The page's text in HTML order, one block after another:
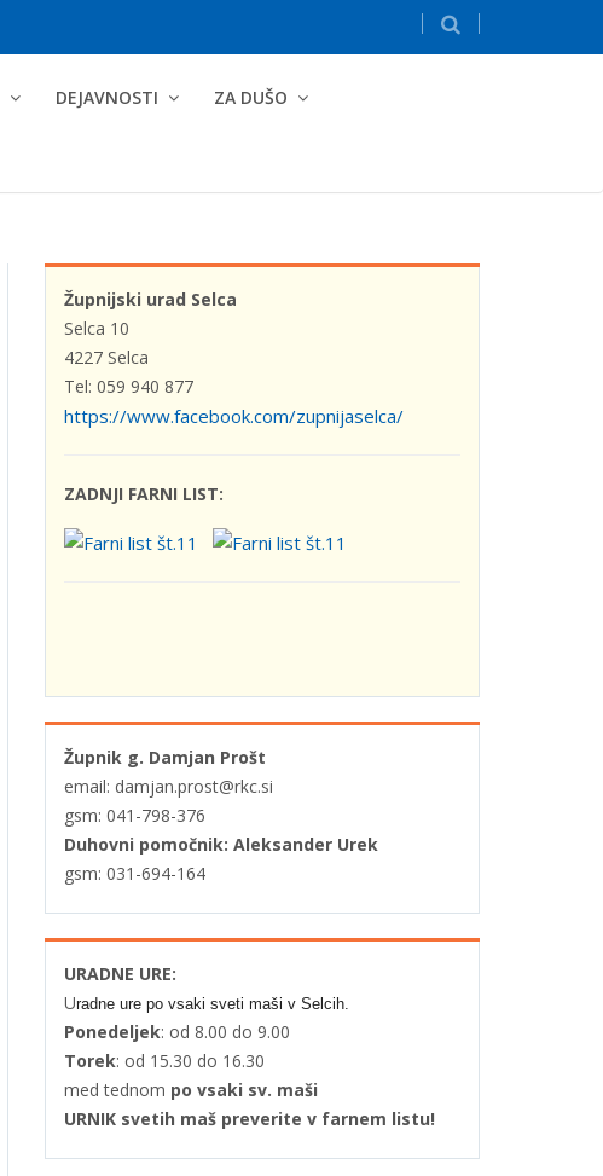
DEJAVNOSTI ZA DUŠO
Župnijski urad Selca
Selca 10
4227 Selca
Tel: 059 940 877
https://www.facebook.com/zupnijaselca/
ZADNJI FARNI LIST:
Župnik g. Damjan Prošt
email: damjan.prost@rkc.si
gsm: 041-798-376
Duhovni pomočnik: Aleksander Urek
gsm: 031-694-164
URADNE URE:
Uradne ure po vsaki sveti maši v Selcih.
Ponedeljek: od 8.00 do 9.00
Torek: od 15.30 do 16.30
med tednom po vsaki sv. maši
URNIK svetih maš preverite v farnem listu!